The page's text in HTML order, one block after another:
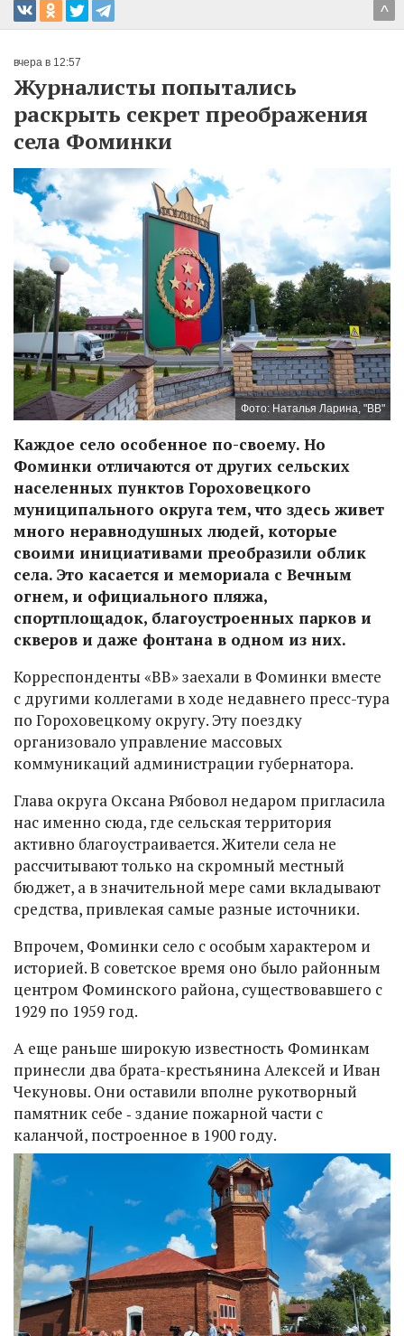
^
вчера в 12:57
Журналисты попытались
раскрыть секрет преображения
села Фоминки
Фото: Наталья Ларина, "ВВ"
Каждое село особенное по-своему. Но
Фоминки отличаются от других сельских
населенных пунктов Гороховецкого
муниципального округа тем, что здесь живет
много неравнодушных людей, которые
своими инициативами преобразили облик
села. Это касается и мемориала с Вечным
огнем, и официального пляжа,
спортплощадок, благоустроенных парков и
скверов и даже фонтана в одном из них.
Корреспонденты «ВВ» заехали в Фоминки вместе
с другими коллегами в ходе недавнего пресс-тура
по Гороховецкому округу. Эту поездку
организовало управление массовых
коммуникаций администрации губернатора.
Глава округа Оксана Рябовол недаром пригласила
нас именно сюда, где сельская территория
активно благоустраивается. Жители села не
рассчитывают только на скромный местный
бюджет, а в значительной мере сами вкладывают
средства, привлекая самые разные источники.
Впрочем, Фоминки село с особым характером и
историей. В советское время оно было районным
центром Фоминского района, существовавшего с
1929 по 1959 год.
А еще раньше широкую известность Фоминкам
принесли два брата-крестьянина Алексей и Иван
Чекуновы. Они оставили вполне рукотворный
памятник себе ‑ здание пожарной части с
каланчой, построенное в 1900 году.